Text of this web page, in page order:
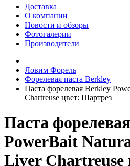
Доставка
О компании
Новости и обзоры
Фотогалерии
Производители
Ловим Форель
Форелевая паста Berkley
Паста форелевая Berkley
Chartreuse цвет: Шартрез
Паста
PowerBait
Liver Chartreuse